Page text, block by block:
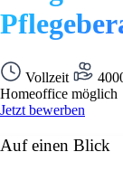
Vollzeit
Homeoffice möglich
Jetzt bewerben
Auf einen Blick